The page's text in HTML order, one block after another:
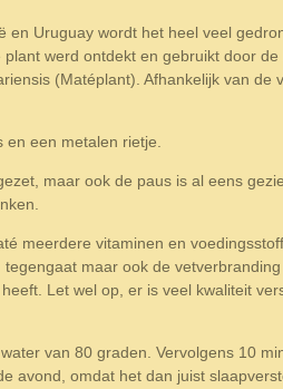
en Uruguay wordt het heel veel
werd ontdekt en gebruikt door de
(Matéplant). Afhankelijk van de
een metalen rietje.
maar ook de paus is al eens
meerdere vitaminen en
maar ook de
Let wel op, er is veel kwaliteit
van 80 graden. Vervolgens 10
avond, omdat het dan juist